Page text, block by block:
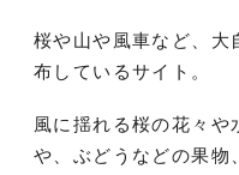
桜や山や風車など、大
布しているサイト。
風に揺れる桜の花々や
や、ぶどうなどの果物